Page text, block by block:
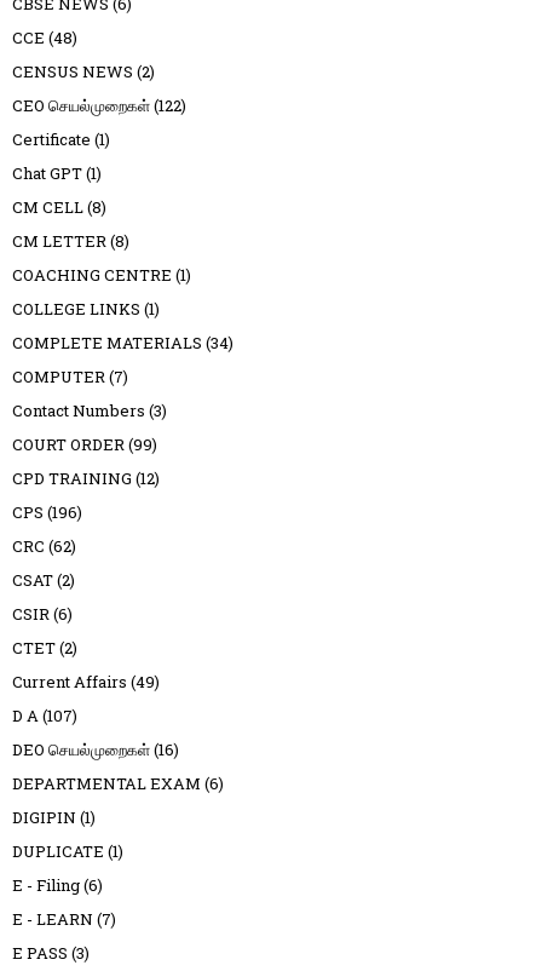
CCE (48)
CENSUS NEWS (2)
CEO செயல்முறைகள்(122)
Certificate (1)
Chat GPT(1)
CM CELL(8)
CM LETTER(8)
COACHING CENTRE (1)
COLLEGE LINKS (1)
COMPLETE MATERIALS (34)
COMPUTER(7)
Contact Numbers (3)
COURT ORDER(99)
CPD TRAINING (12)
CPS (196)
CRC (62)
CSAT(2)
CSIR(6)
CTET(2)
Current Affairs (49)
D A(107)
DEO செயல்முறைகள்(16)
DEPARTMENTAL EXAM (6)
DIGIPIN (1)
DUPLICATE (1)
E - Filing(6)
E - LEARN (7)
E PASS (3)